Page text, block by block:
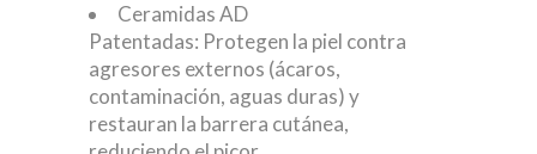
Ceramidas AD
Patentadas: Protegen la piel contra
agresores externos (ácaros,
contaminación, aguas duras) y
restauran la barrera cutánea,